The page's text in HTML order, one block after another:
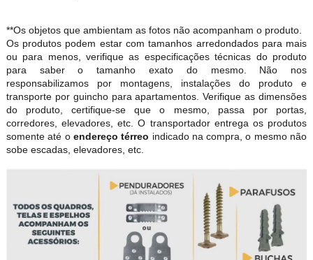
**Os objetos que ambientam as fotos não acompanham o produto.
Os produtos podem estar com tamanhos arredondados para mais
ou para menos, verifique as especificações técnicas do produto
para saber o tamanho exato do mesmo. Não nos
responsabilizamos por montagens, instalações do produto e
transporte por guincho para apartamentos. Verifique as dimensões
do produto, certifique-se que o mesmo, passa por portas,
corredores, elevadores, etc. O transportador entrega os produtos
somente até o endereço térreo indicado na compra, o mesmo não
sobe escadas, elevadores, etc.